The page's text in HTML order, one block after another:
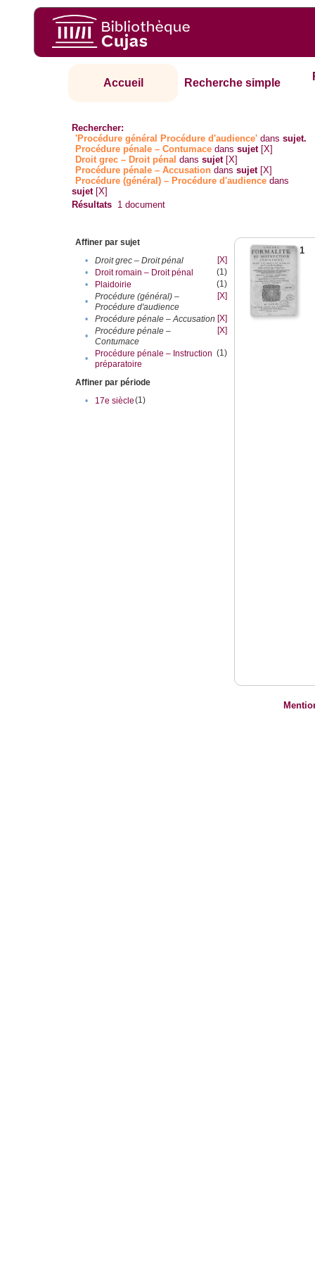
Accueil Recherche simple
Rechercher:
'Procédure général Procédure d'audience' danssujet.
Procédure pénale – Contumace danssujet [X]
Droit grec – Droit pénal danssujet [X]
Procédure pénale – Accusation danssujet [X]
Procédure (général) – Procédure d'audience dans
sujet [X]
Résultats 1 document
Affiner par sujet
•
Droit grec – Droit pénal
[X]
•
Droit romain – Droit pénal
(1)
•
Plaidoirie
(1)
•
Procédure (général) –
Procédure d'audience
[X]
• Procédure pénale – Accusation [X]
•
Procédure pénale –
Contumace
[X]
•
Procédure pénale – Instruction
préparatoire
(1)
Affiner par période
•
17e siècle(1)
1